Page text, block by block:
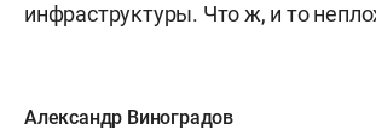
инфраструктуры. Что ж, и то
Александр Виноградов